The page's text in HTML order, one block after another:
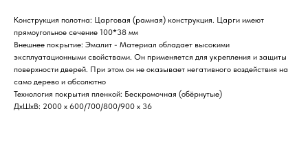
Конструкция полотна: Царговая (рамная) конструкция. Царги имеют
прямоугольное сечение 100*38 мм
Внешнее покрытие: Эмалит - Материал обладает высокими
эксплуатационными свойствами. Он применяется для укрепления и защиты
поверхности дверей. При этом он не оказывает негативного воздействия на
само дерево и абсолютно
Технология покрытия пленкой: Бескромочная (обёрнутые)
ДхШхВ: 2000 х 600/700/800/900 х 36